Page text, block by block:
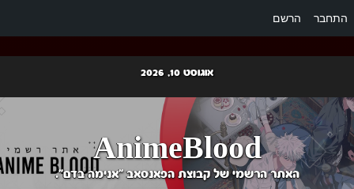
התחבר הרשם
content
אוגוסט 10, 2026
AnimeBlood
האתר הרשמי של קבוצת הפאנסאב "אנימה בדם".